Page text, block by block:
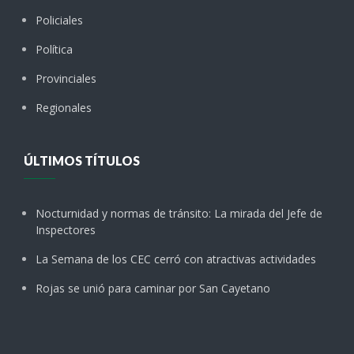
Policiales
Política
Provinciales
Regionales
ÚLTIMOS TÍTULOS
Nocturnidad y normas de tránsito: La mirada del Jefe de
Inspectores
La Semana de los CEC cerró con atractivas actividades
Rojas se unió para caminar por San Cayetano